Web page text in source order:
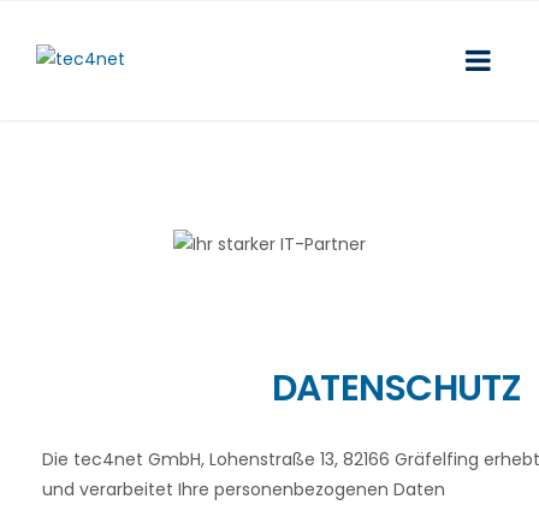
DATENSCHUTZ
Die tec4net GmbH, Lohenstraße 13, 82166 Gräfelfing erhebt
und verarbeitet Ihre personenbezogenen Daten